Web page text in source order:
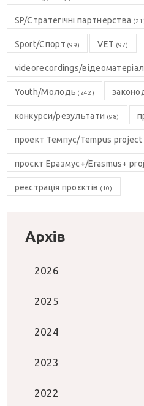
SP/Стратегічні партнерства
Sport/Спорт (99) VET (97)
videorecordings/
Youth/Молодь (242)
конкурси/результати (98)
проект Темпус/Tempus project
проєкт Еразмус+/Erasmus+
реєстрація проєктів (10)
Архів
2026
2025
2024
2023
2022